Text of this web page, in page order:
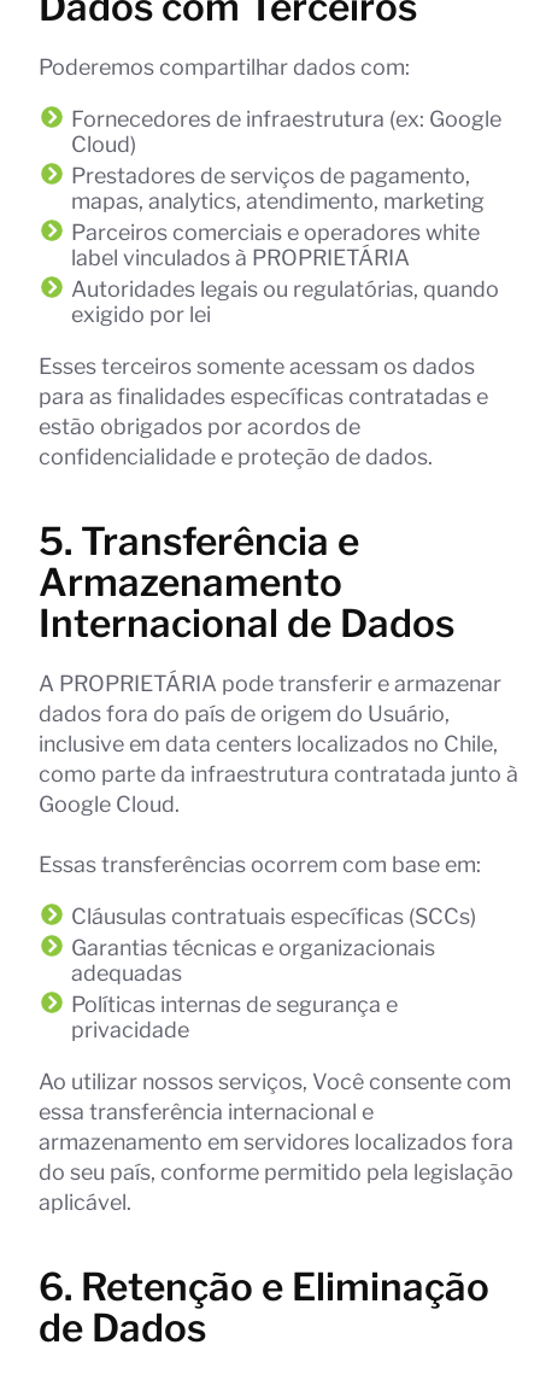
Poderemos compartilhar dados com:
Fornecedores de infraestrutura (ex: Google
Cloud)
Prestadores de serviços de pagamento,
mapas, analytics, atendimento, marketing
Parceiros comerciais e operadores white
label vinculados à PROPRIETÁRIA
Autoridades legais ou regulatórias, quando
exigido por lei
Esses terceiros somente acessam os dados
para as finalidades específicas contratadas e
estão obrigados por acordos de
confidencialidade e proteção de dados.
5. Transferência e
Armazenamento
Internacional de Dados
A PROPRIETÁRIA pode transferir e armazenar
dados fora do país de origem do Usuário,
inclusive em data centers localizados no Chile,
como parte da infraestrutura contratada junto à
Google Cloud.
Essas transferências ocorrem com base em:
Cláusulas contratuais específicas (SCCs)
Garantias técnicas e organizacionais
adequadas
Políticas internas de segurança e
privacidade
Ao utilizar nossos serviços, Você consente com
essa transferência internacional e
armazenamento em servidores localizados fora
do seu país, conforme permitido pela legislação
aplicável.
6. Retenção e Eliminação
de Dados